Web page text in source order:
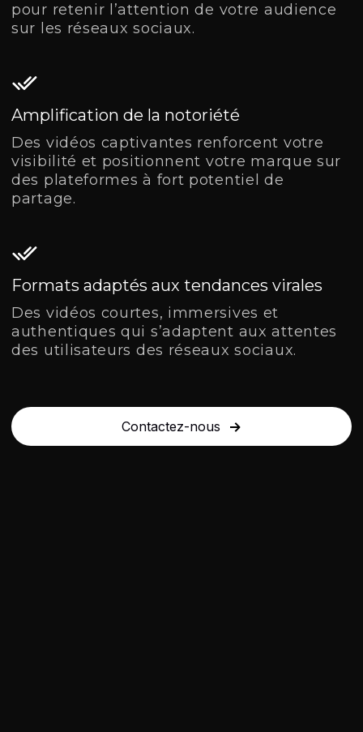
pour retenir l’attention de votre audience
sur les réseaux sociaux.
Amplification de la notoriété
Des vidéos captivantes renforcent votre
visibilité et positionnent votre marque sur
des plateformes à fort potentiel de
partage.
Formats adaptés aux tendances virales
Des vidéos courtes, immersives et
authentiques qui s’adaptent aux attentes
des utilisateurs des réseaux sociaux.
Contactez-nous